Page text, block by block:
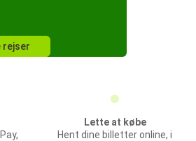
rejser
Lette at købe
Hent dine billetter online, i